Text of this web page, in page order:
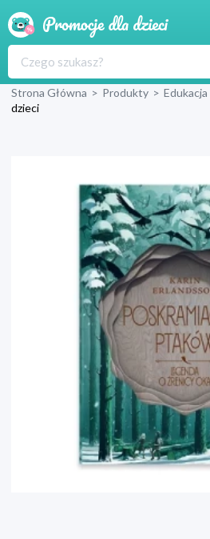
Produkty
Wyprawka
Strona Główna > Produkty > Edukacja
dzieci